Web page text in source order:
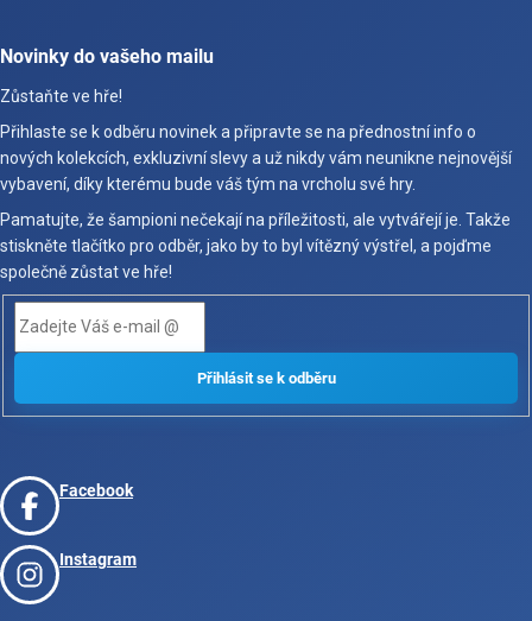
Novinky do vašeho mailu
Zůstaňte ve hře!
Přihlaste se k odběru novinek a připravte se na přednostní info o
nových kolekcích, exkluzivní slevy a už nikdy vám neunikne nejnovější
vybavení, díky kterému bude váš tým na vrcholu své hry.
Pamatujte, že šampioni nečekají na příležitosti, ale vytvářejí je. Takže
stiskněte tlačítko pro odběr, jako by to byl vítězný výstřel, a pojďme
společně zůstat ve hře!
Facebook
Instagram